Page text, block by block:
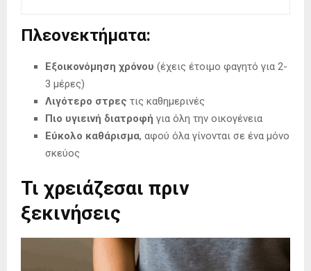
Πλεονεκτήματα:
Εξοικονόμηση χρόνου (έχεις έτοιμο φαγητό για 2-
3 μέρες)
Λιγότερο στρες τις καθημερινές
Πιο υγιεινή διατροφή για όλη την οικογένεια
Εύκολο καθάρισμα, αφού όλα γίνονται σε ένα μόνο
σκεύος
Τι χρειάζεσαι πριν
ξεκινήσεις